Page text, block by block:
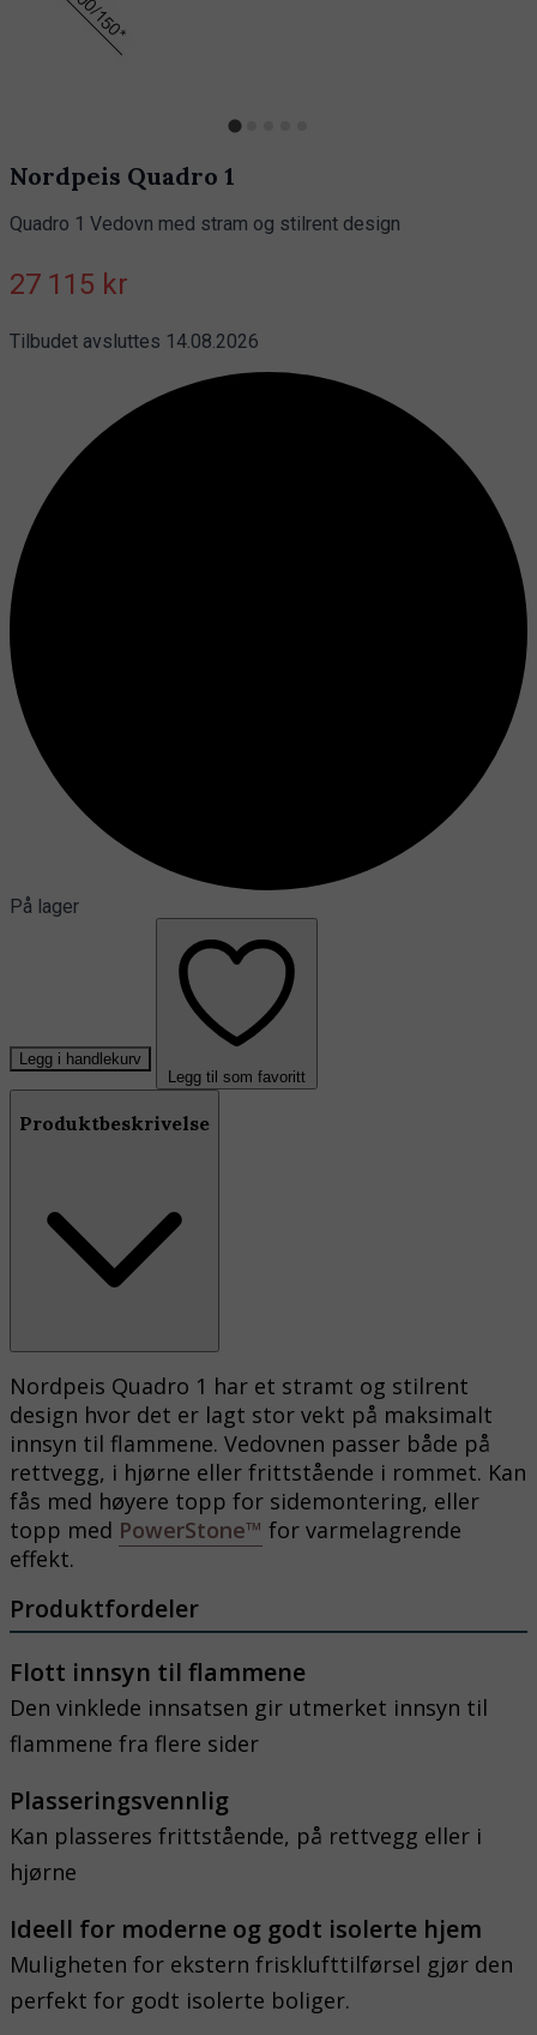
Nordpeis Quadro 1
Quadro 1 Vedovn med stram og stilrent design
27 115 kr
Tilbudet avsluttes 14.08.2026
På lager
Legg i handlekurv
Legg til som favoritt
Produktbeskrivelse
Nordpeis Quadro 1 har et stramt og stilrent
design hvor det er lagt stor vekt på maksimalt
innsyn til flammene. Vedovnen passer både på
rettvegg, i hjørne eller frittstående i rommet. Kan
fås med høyere topp for sidemontering, eller
topp med PowerStone™ for varmelagrende
effekt.
Produktfordeler
Flott innsyn til flammene
Den vinklede innsatsen gir utmerket innsyn til
flammene fra flere sider
Plasseringsvennlig
Kan plasseres frittstående, på rettvegg eller i
hjørne
Ideell for moderne og godt isolerte hjem
Muligheten for ekstern frisklufttilførsel gjør den
perfekt for godt isolerte boliger.